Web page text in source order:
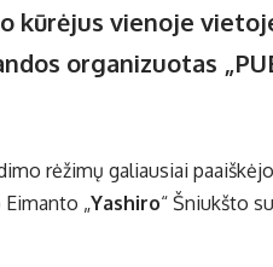
kūrėjus vienoje
organizuotas
rėžimų galiausiai
„Yashiro“ Šniukšto